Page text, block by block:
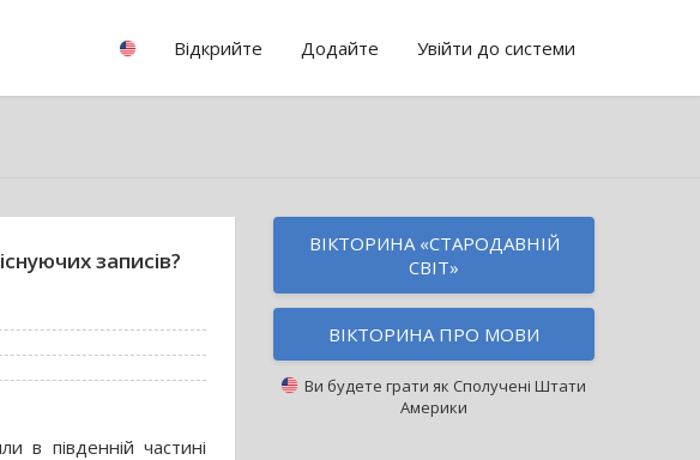
Відкрийте Додайте Увійти до системи
записів?
південній частині
ВІКТОРИНА «СТАРОДАВНІЙ
СВІТ»
ВІКТОРИНА ПРО МОВИ
Ви будете грати як Сполучені Штати
Америки